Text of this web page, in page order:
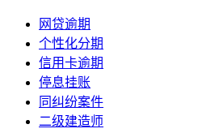
网贷逾期
个性化分期
信用卡逾期
停息挂账
同纠纷案件
二级建造师